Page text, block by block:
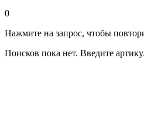
0
Нажмите на запрос, чтобы
Поисков пока нет. Введите